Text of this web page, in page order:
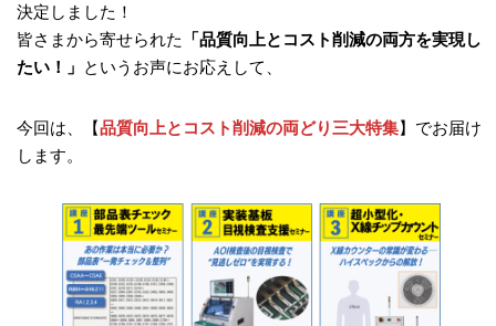
決定しました！
皆さまから寄せられた
「品質向上とコスト削減の両方を実現し
たい！」 というお声にお応えして、
今回は、【品質向上とコスト削減の両どり三大特集】でお届け
します。